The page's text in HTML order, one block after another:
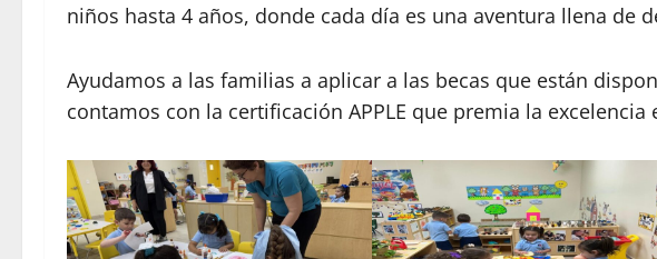
niños hasta 4 años, donde cada día es una aventura llena de
Ayudamos a las familias a aplicar a las becas que están
contamos con la certificación APPLE que premia la excelencia